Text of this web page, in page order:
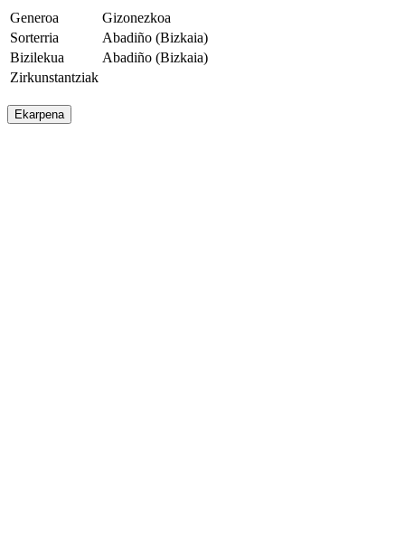
Generoa
Gizonezkoa
Sorterria
Abadiño (Bizkaia)
Bizilekua
Abadiño (Bizkaia)
Zirkunstantziak